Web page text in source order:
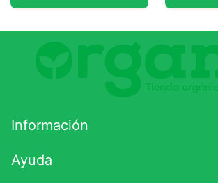
Información
Ayuda